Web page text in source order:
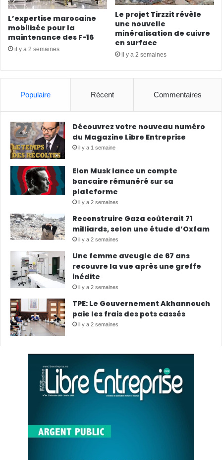
L’expertise marocaine
mobilisée pour la
maintenance des F-16
il y a 2 semaines
Le projet Tirzzit révèle
une nouvelle
minéralisation de cuivre
en surface
il y a 2 semaines
Populaire Récent Commentaires
Découvrez votre nouveau numéro
du Magazine Libre Entreprise
il y a 1 semaine
Elon Musk lance un compte
bancaire rémunéré sur sa
plateforme
il y a 2 semaines
Reconstruire Gaza coûterait 71
milliards, selon une étude d’Oxfam
il y a 2 semaines
Une femme aveugle de 67 ans
recouvre la vue après une greffe
inédite
il y a 2 semaines
TPE: Le Gouvernement Akhannouch
paie les frais des pots cassés
il y a 2 semaines